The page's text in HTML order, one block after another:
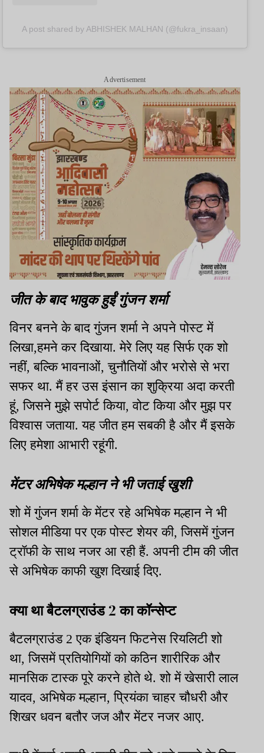
A post shared by ABHISHEK MALHAN (@fukra_insaan)
Advertisement
जीत के बाद भावुक हुईं गुंजन शर्मा
विनर बनने के बाद गुंजन शर्मा ने अपने पोस्ट में
लिखा,हमने कर दिखाया. मेरे लिए यह सिर्फ एक शो
नहीं, बल्कि भावनाओं, चुनौतियों और भरोसे से भरा
सफर था. मैं हर उस इंसान का शुक्रिया अदा करती
हूं, जिसने मुझे सपोर्ट किया, वोट किया और मुझ पर
विश्वास जताया. यह जीत हम सबकी है और मैं इसके
लिए हमेशा आभारी रहूंगी.
मेंटर अभिषेक मल्हान ने भी जताई खुशी
शो में गुंजन शर्मा के मेंटर रहे अभिषेक मल्हान ने भी
सोशल मीडिया पर एक पोस्ट शेयर की, जिसमें गुंजन
ट्रॉफी के साथ नजर आ रही हैं. अपनी टीम की जीत
से अभिषेक काफी खुश दिखाई दिए.
क्या था बैटलग्राउंड 2 का कॉन्सेप्ट
बैटलग्राउंड 2 एक इंडियन फिटनेस रियलिटी शो
था, जिसमें प्रतियोगियों को कठिन शारीरिक और
मानसिक टास्क पूरे करने होते थे. शो में खेसारी लाल
यादव, अभिषेक मल्हान, प्रियंका चाहर चौधरी और
शिखर धवन बतौर जज और मेंटर नजर आए.